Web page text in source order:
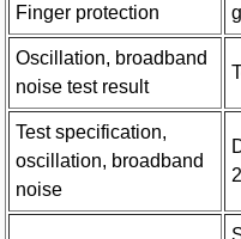
Finger protection
Oscillation, broadband
noise test result
Test specification,
oscillation, broadband
noise